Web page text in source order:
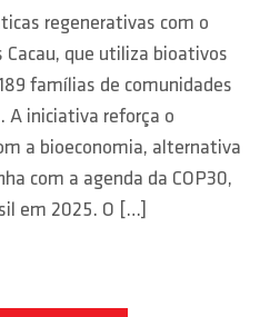
regenerativas com o
que utiliza bioativos
famílias de comunidades
A iniciativa reforça o
a bioeconomia, alternativa
com a agenda da COP30,
em 2025. O […]